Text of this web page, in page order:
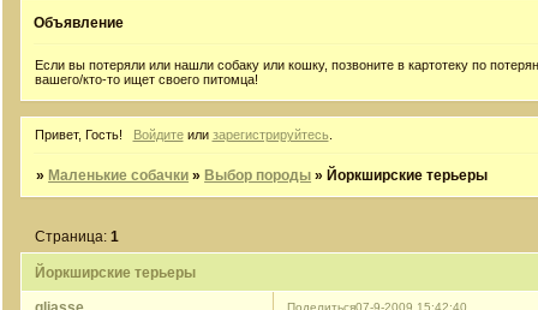
Объявление
Если вы потеряли или нашли собаку или кошку, позвоните в картотеку по
вашего/кто-то ищет своего питомца!
Привет, Гость! Войдитеили зарегистрируйтесь
» Маленькие собачки » Выбор породы » Йоркширские терьеры
Йоркширские терьеры
Страница:1
Поделиться07-9-2009 15:42:40